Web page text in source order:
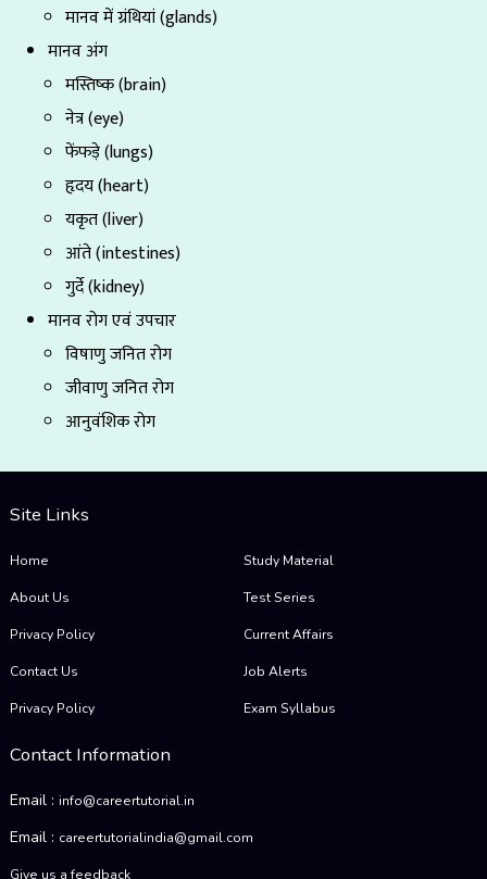
मानव में ग्रंथियां (glands)
मानव अंग
मस्तिष्क (brain)
नेत्र (eye)
फेंफड़े (lungs)
हृदय (heart)
यकृत (liver)
आंते (intestines)
गुर्दे (kidney)
मानव रोग एवं उपचार
विषाणु जनित रोग
जीवाणु जनित रोग
आनुवंशिक रोग
Site Links
Home
About Us
Privacy Policy
Contact Us
Privacy Policy
Study Material
Test Series
Current Affairs
Job Alerts
Exam Syllabus
Contact Information
Email : info@careertutorial.in
Email : careertutorialindia@gmail.com
Give us a feedback